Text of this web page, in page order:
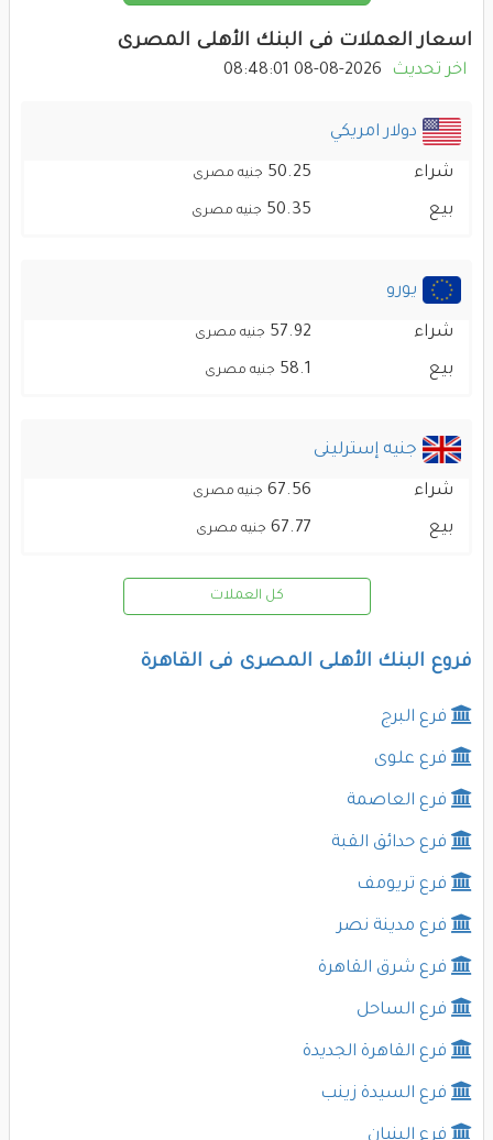
اسعار العملات فى البنك الأهلى المصرى
اخر تحديث 2026-08-08 08:48:01
دولار امريكي
شراء 50.25 جنيه مصرى
بيع 50.35 جنيه مصرى
يورو
شراء 57.92 جنيه مصرى
بيع 58.1 جنيه مصرى
جنيه إسترلينى
شراء 67.56 جنيه مصرى
بيع 67.77 جنيه مصرى
كل العملات
فروع البنك الأهلى المصرى فى القاهرة
فرع البرج
فرع علوى
فرع العاصمة
فرع حدائق القبة
فرع تريومف
فرع مدينة نصر
فرع شرق القاهرة
فرع الساحل
فرع القاهرة الجديدة
فرع السيدة زينب
فرع البنيان